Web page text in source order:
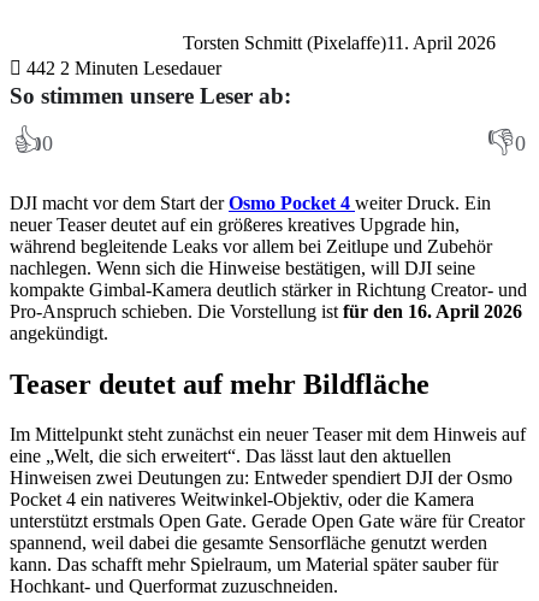
Torsten Schmitt (Pixelaffe)11. April 2026
442 2 Minuten Lesedauer
So stimmen unsere Leser ab:
👍0 👎0
DJI macht vor dem Start derOsmo Pocket 4 weiter Druck. Ein
neuer Teaser deutet auf ein größeres kreatives Upgrade hin,
während begleitende Leaks vor allem bei Zeitlupe und Zubehör
nachlegen. Wenn sich die Hinweise bestätigen, will DJI seine
kompakte Gimbal-Kamera deutlich stärker in Richtung Creator- und
Pro-Anspruch schieben. Die Vorstellung ist für den 16. April 2026
angekündigt.
Teaser deutet auf mehr Bildfläche
Im Mittelpunkt steht zunächst ein neuer Teaser mit dem Hinweis auf
eine „Welt, die sich erweitert“. Das lässt laut den aktuellen
Hinweisen zwei Deutungen zu: Entweder spendiert DJI der Osmo
Pocket 4 ein nativeres Weitwinkel-Objektiv, oder die Kamera
unterstützt erstmals Open Gate. Gerade Open Gate wäre für Creator
spannend, weil dabei die gesamte Sensorfläche genutzt werden
kann. Das schafft mehr Spielraum, um Material später sauber für
Hochkant- und Querformat zuzuschneiden.